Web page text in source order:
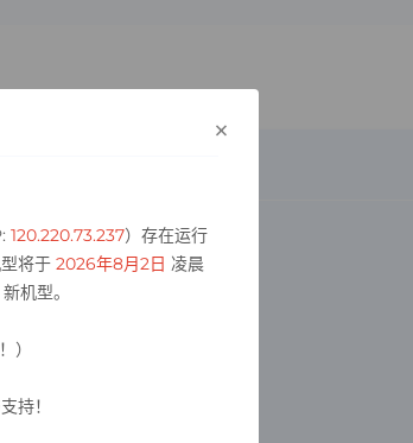
120.220.73.237）存在运行
将于2026年8月2日 凌晨
机型。
）
持！
×